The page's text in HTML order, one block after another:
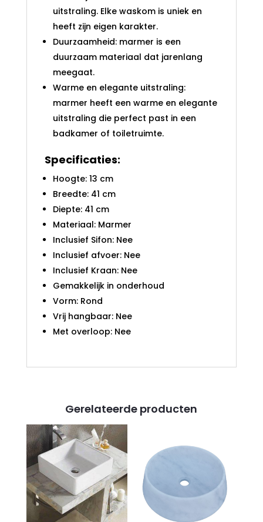
uitstraling. Elke waskom is uniek en
heeft zijn eigen karakter.
Duurzaamheid: marmer is een
duurzaam materiaal dat jarenlang
meegaat.
Warme en elegante uitstraling:
marmer heeft een warme en elegante
uitstraling die perfect past in een
badkamer of toiletruimte.
Specificaties:
Hoogte: 13 cm
Breedte: 41 cm
Diepte: 41 cm
Materiaal: Marmer
Inclusief Sifon: Nee
Inclusief afvoer: Nee
Inclusief Kraan: Nee
Gemakkelijk in onderhoud
Vorm: Rond
Vrij hangbaar: Nee
Met overloop: Nee
Gerelateerde producten